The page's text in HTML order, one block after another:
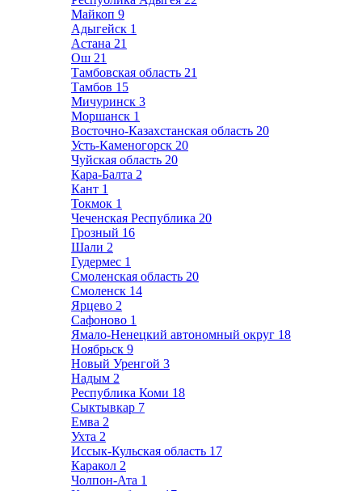
Майкоп 9
Адыгейск 1
Астана 21
Ош 21
Тамбовская область 21
Тамбов 15
Мичуринск 3
Моршанск 1
Восточно-Казахстанская область 20
Усть-Каменогорск 20
Чуйская область 20
Кара-Балта 2
Кант 1
Токмок 1
Чеченская Республика 20
Грозный 16
Шали 2
Гудермес 1
Смоленская область 20
Смоленск 14
Ярцево 2
Сафоново 1
Ямало-Ненецкий автономный округ 18
Ноябрьск 9
Новый Уренгой 3
Надым 2
Республика Коми 18
Сыктывкар 7
Емва 2
Ухта 2
Иссык-Кульская область 17
Каракол 2
Чолпон-Ата 1